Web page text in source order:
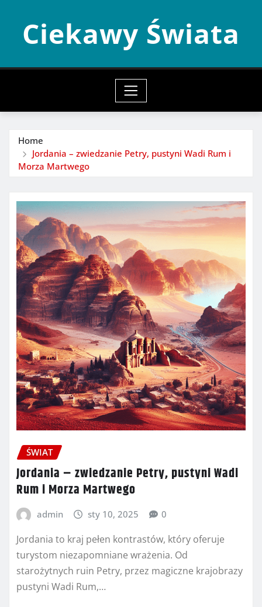
contentCiekawy Świata
Home
Jordania – zwiedzanie Petry, pustyni Wadi Rum i
Morza Martwego
ŚWIAT
Jordania – zwiedzanie Petry, pustyni Wadi
Rum i Morza Martwego
admin sty 10, 2025 0
Jordania to kraj pełen kontrastów, który oferuje
turystom niezapomniane wrażenia. Od
starożytnych ruin Petry, przez magiczne krajobrazy
pustyni Wadi Rum,…